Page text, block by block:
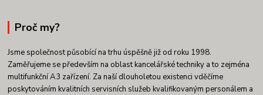
Proč my?
Jsme společnost působící na trhu úspěšně již od roku 1998.
Zaměřujeme se především na oblast kancelářské techniky a to zejména
multifunkční A3 zařízení. Za naší dlouholetou existenci vděčíme
poskytováním kvalitních servisních služeb kvalifikovaným personálem a